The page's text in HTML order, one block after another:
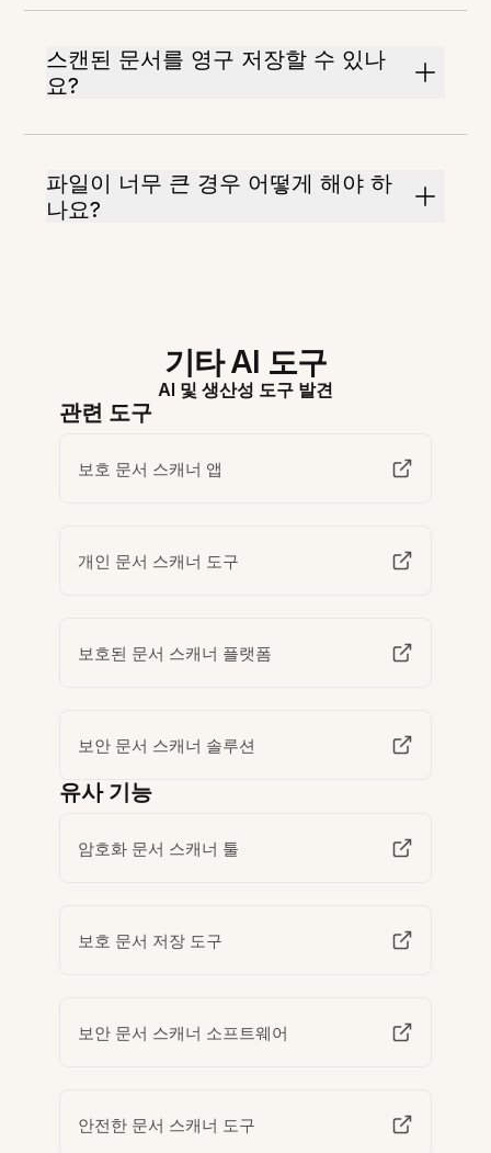
스캔된 문서를 영구 저장할 수 있나
요?
파일이 너무 큰 경우 어떻게 해야 하
나요?
기타 AI 도구
AI 및 생산성 도구 발견
관련 도구
보호 문서 스캐너 앱
개인 문서 스캐너 도구
보호된 문서 스캐너 플랫폼
보안 문서 스캐너 솔루션
유사 기능
암호화 문서 스캐너 툴
보호 문서 저장 도구
보안 문서 스캐너 소프트웨어
안전한 문서 스캐너 도구